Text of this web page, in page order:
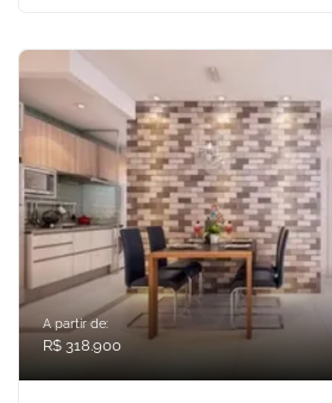
A partir de:
R$ 318.900